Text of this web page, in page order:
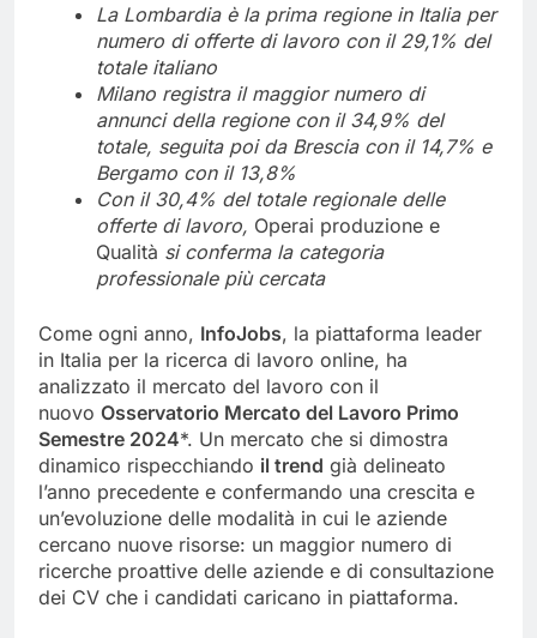
La Lombardia è la prima regione in Italia per
numero di offerte di lavoro con il 29,1% del
totale italiano
Milano registra il maggior numero di
annunci della regione con il 34,9% del
totale, seguita poi da Brescia con il 14,7% e
Bergamo con il 13,8%
Con il 30,4% del totale regionale delle
offerte di lavoro, Operai produzione e
Qualità si conferma la categoria
professionale più cercata
Come ogni anno, InfoJobs, la piattaforma leader
in Italia per la ricerca di lavoro online, ha
analizzato il mercato del lavoro con il
nuovo Osservatorio Mercato del Lavoro Primo
Semestre 2024*. Un mercato che si dimostra
dinamico rispecchiando il trend già delineato
l’anno precedente e confermando una crescita e
un’evoluzione delle modalità in cui le aziende
cercano nuove risorse: un maggior numero di
ricerche proattive delle aziende e di consultazione
dei CV che i candidati caricano in piattaforma.